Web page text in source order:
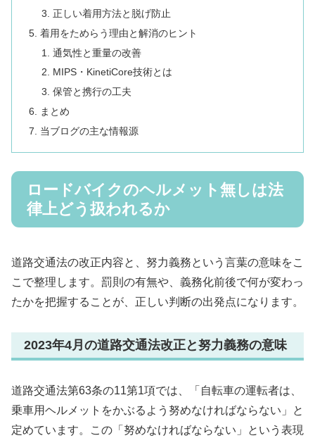
正しい着用方法と脱げ防止
着用をためらう理由と解消のヒント
通気性と重量の改善
MIPS・KinetiCore技術とは
保管と携行の工夫
まとめ
当ブログの主な情報源
ロードバイクのヘルメット無しは法
律上どう扱われるか
道路交通法の改正内容と、努力義務という言葉の意味をこ
こで整理します。罰則の有無や、義務化前後で何が変わっ
たかを把握することが、正しい判断の出発点になります。
2023年4月の道路交通法改正と努力義務の意味
道路交通法第63条の11第1項では、「自転車の運転者は、
乗車用ヘルメットをかぶるよう努めなければならない」と
定めています。この「努めなければならない」という表現